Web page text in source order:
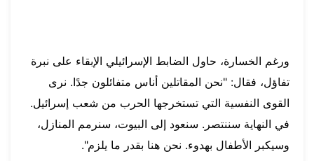
ورغم الخسارة، حاول الضابط الإسرائيلي الإبقاء على نبرة
تفاؤل، فقال: "نحن المقاتلين أناس متفائلون جدًا. نرى
القوى النفسية التي تستخرجها الحرب من شعب إسرائيل.
في النهاية سننتصر. سنعود إلى البيوت، سنرمم المنازل،
وسيكبر الأطفال بهدوء. نحن هنا بقدر ما يلزم".